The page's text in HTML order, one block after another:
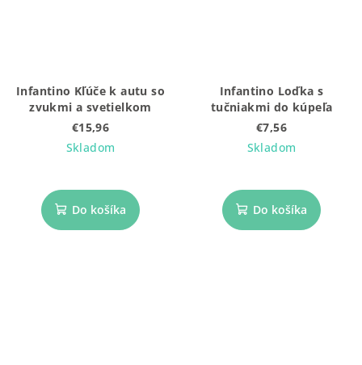
Infantino Kľúče k autu so
zvukmi a svetielkom
€15,96
Skladom
Do košíka
Infantino Loďka s
tučniakmi do kúpeľa
€7,56
Skladom
Do košíka